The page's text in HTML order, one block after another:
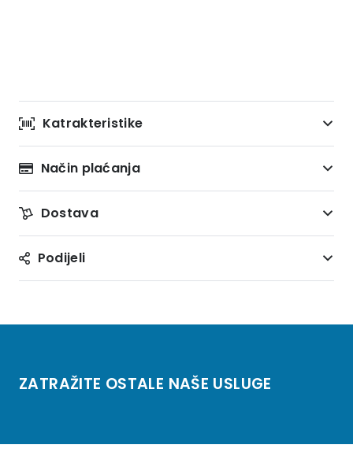
Katrakteristike
Način plaćanja
Dostava
Podijeli
ZATRAŽITE OSTALE NAŠE USLUGE